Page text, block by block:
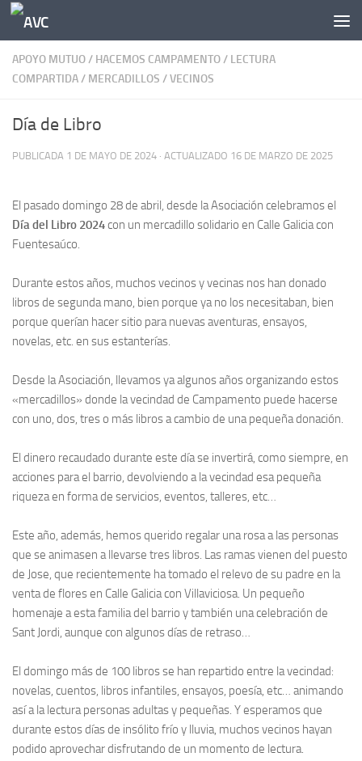
Saltar al contenido
APOYO MUTUO/ HACEMOS CAMPAMENTO/ LECTURA
COMPARTIDA/ MERCADILLOS /VECINOS
Día de Libro
PUBLICADA 1 DE MAYO DE 2024 · ACTUALIZADO 16 DE MARZO DE 2025
El pasado domingo 28 de abril, desde la Asociación celebramos el
Día del Libro 2024con un mercadillo solidario en Calle Galicia con
Fuentesaúco.
Durante estos años, muchos vecinos y vecinas nos han donado
libros de segunda mano, bien porque ya no los necesitaban, bien
porque querían hacer sitio para nuevas aventuras, ensayos,
novelas, etc. en sus estanterías.
Desde la Asociación, llevamos ya algunos años organizando estos
«mercadillos» donde la vecindad de Campamento puede hacerse
con uno, dos, tres o más libros a cambio de una pequeña donación.
El dinero recaudado durante este día se invertirá, como siempre, en
acciones para el barrio, devolviendo a la vecindad esa pequeña
riqueza en forma de servicios, eventos, talleres, etc…
Este año, además, hemos querido regalar una rosa a las personas
que se animasen a llevarse tres libros. Las ramas vienen del puesto
de Jose, que recientemente ha tomado el relevo de su padre en la
venta de flores en Calle Galicia con Villaviciosa. Un pequeño
homenaje a esta familia del barrio y también una celebración de
Sant Jordi, aunque con algunos días de retraso…
El domingo más de 100 libros se han repartido entre la vecindad:
novelas, cuentos, libros infantiles, ensayos, poesía, etc… animando
así a la lectura personas adultas y pequeñas. Y esperamos que
durante estos días de insólito frío y lluvia, muchos vecinos hayan
podido aprovechar disfrutando de un momento de lectura.